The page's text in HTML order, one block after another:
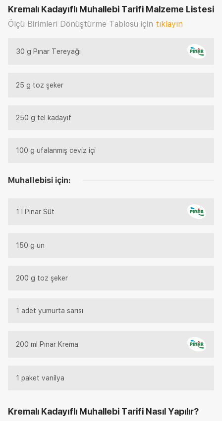
Kremalı Kadayıflı Muhallebi Tarifi Malzeme Listesi
Ölçü Birimleri Dönüştürme Tablosu için tıklayın
30 g Pınar Tereyağı
25 g toz şeker
250 g tel kadayıf
100 g ufalanmış ceviz içi
Muhallebisi için:
1 l Pınar Süt
150 g un
200 g toz şeker
1 adet yumurta sarısı
200 ml Pınar Krema
1 paket vanilya
Kremalı Kadayıflı Muhallebi Tarifi Nasıl Yapılır?